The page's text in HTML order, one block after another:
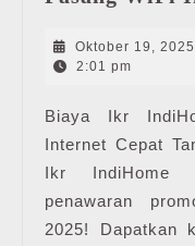
Oktober 19, 2025
2:01 pm
Biaya Ikr
Internet Cepat
Ikr IndiHome
penawaran
2025! Dapatkan